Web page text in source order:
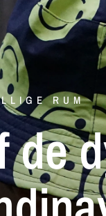
RUM
de